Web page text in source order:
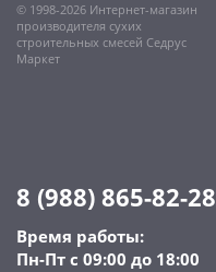
© 1998-2026 Интернет-магазин
производителя сухих
строительных смесей Седрус
Маркет
8 (988) 865-82-28
Время работы:
Пн-Пт с 09:00 до 18:00